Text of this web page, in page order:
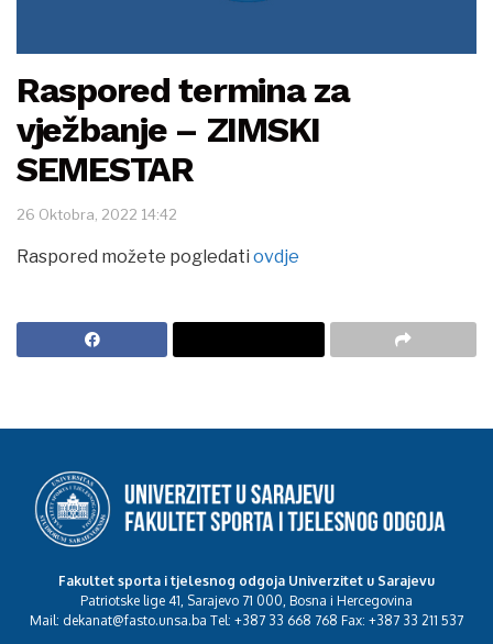
Raspored termina za
vježbanje – ZIMSKI
SEMESTAR
26 Oktobra, 2022 14:42
Raspored možete pogledati ovdje
Fakultet sporta i tjelesnog odgoja Univerzitet u Sarajevu
Patriotske lige 41, Sarajevo 71 000, Bosna i Hercegovina
Mail: dekanat@fasto.unsa.ba Tel: +387 33 668 768 Fax: +387 33 211 537